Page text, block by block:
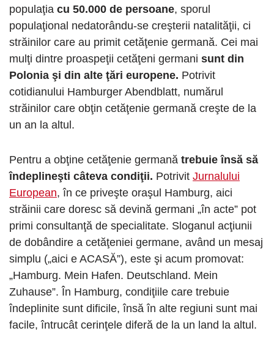
populaţia cu 50.000 de persoane, sporul
populaţional nedatorându-se creşterii natalităţii, ci
străinilor care au primit cetăţenie germană. Cei mai
mulţi dintre proaspeţii cetăţeni germani sunt din
Polonia şi din alte ţări europene. Potrivit
cotidianului Hamburger Abendblatt, numărul
străinilor care obţin cetăţenie germană creşte de la
un an la altul.
Pentru a obţine cetăţenie germană trebuie însă să
îndeplineşti câteva condiţii. Potrivit Jurnalului
European, în ce priveşte oraşul Hamburg, aici
străinii care doresc să devină germani „în acte” pot
primi consultanţă de specialitate. Sloganul acţiunii
de dobândire a cetăţeniei germane, având un mesaj
simplu („aici e ACASĂ”), este şi acum promovat:
„Hamburg. Mein Hafen. Deutschland. Mein
Zuhause”. În Hamburg, condiţiile care trebuie
îndeplinite sunt dificile, însă în alte regiuni sunt mai
facile, întrucât cerinţele diferă de la un land la altul.